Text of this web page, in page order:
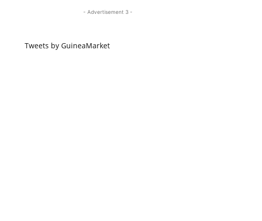
- Advertisement 3 -
Tweets by GuineaMarket